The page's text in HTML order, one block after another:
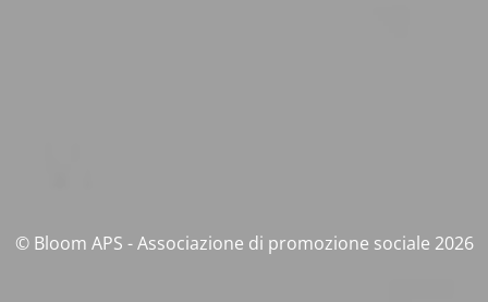
© Bloom APS - Associazione di promozione sociale 2026